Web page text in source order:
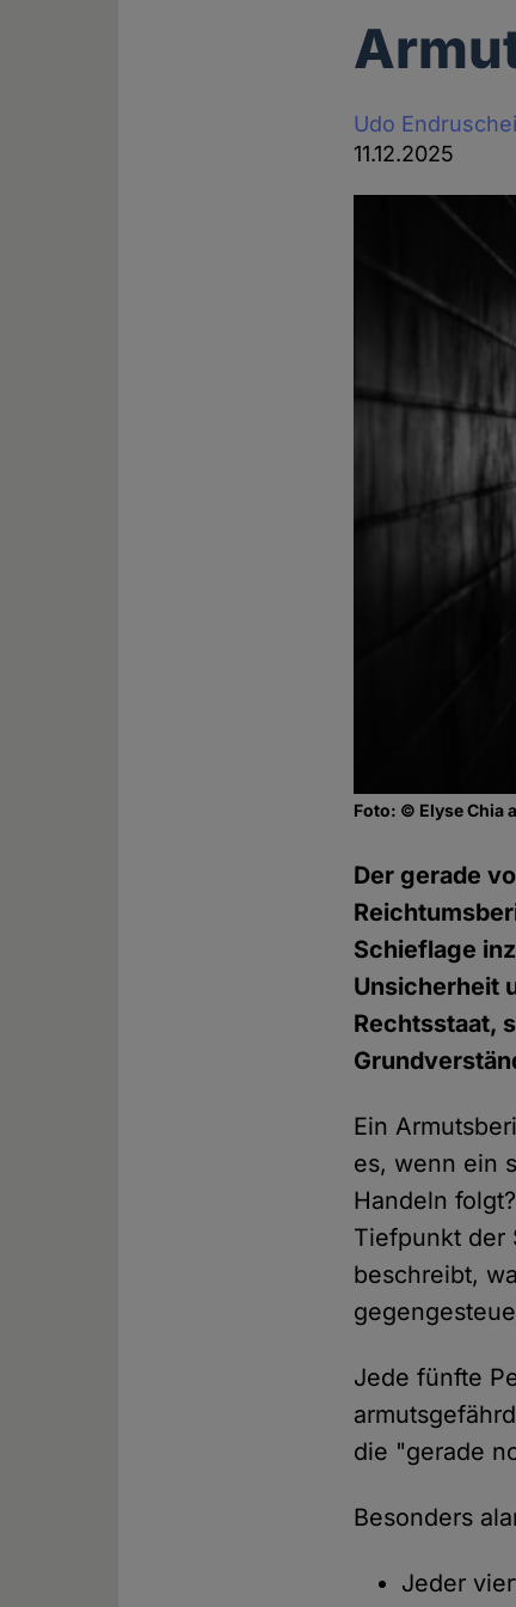
Udo
11.12.2025
Foto: © Elyse Chia
Der gerade
Schieflage
Unsicherheit
Rechtsstaat,
Ein
es, wenn ein
Handeln
Tiefpunkt der
beschreibt,
Jede fünfte
die "gerade
Besonders
Jeder